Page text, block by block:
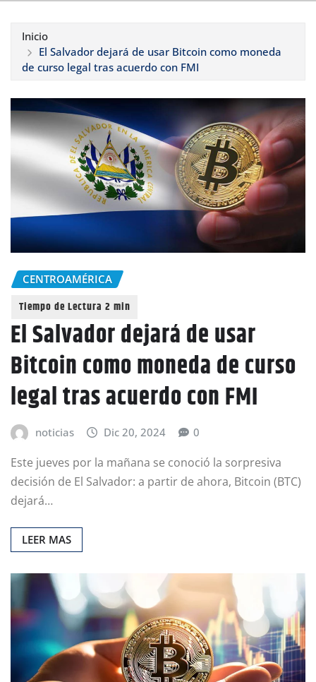
Inicio
El Salvador dejará de usar Bitcoin como moneda
de curso legal tras acuerdo con FMI
CENTROAMÉRICA
El Salvador dejará de usar
Bitcoin como moneda de curso
legal tras acuerdo con FMI
noticias Dic 20, 2024 0
Este jueves por la mañana se conoció la sorpresiva
decisión de El Salvador: a partir de ahora, Bitcoin (BTC)
dejará…
LEER MAS